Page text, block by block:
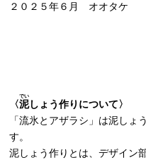
２０２５年６月 オオタケ
〈泥
でい
しょう作りについて〉
「流氷とアザラシ」は泥しょ
す。
泥しょう作りとは、デザイン